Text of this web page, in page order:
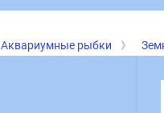
Аквариумные рыбки